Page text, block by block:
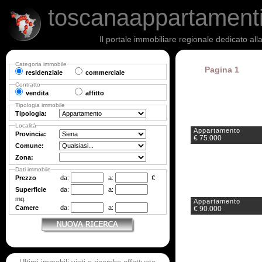
Il portale immobiliare regionale dedicato
Pagina 1
Appartamento
€ 75.000
Appartamento
€ 90.000
Categoria immobile
residenziale commerciale
Contratto
vendita affitto
Tipologia immobile
Tipologia:
Località
Provincia:
Comune:
Zona:
Dati immobile
Prezzo da: a:
€
Superficie
da:
a:
mq.
Camere
da: a: